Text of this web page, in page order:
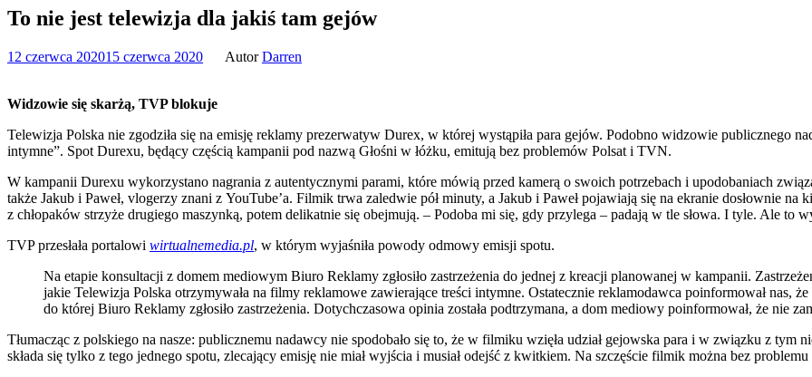
To nie jest telewizja dla jakiś tam gejów
12 czerwca 202015 czerwca 2020 AutorDarren
Widzowie się skarżą, TVP blokuje
Telewizja Polska nie zgodziła się na emisję reklamy prezerwatyw Durex, w której wystąpiła para gejów. Podobno widzowie publicznego
intymne”. Spot Durexu, będący częścią kampanii pod nazwą Głośni w łóżku, emitują bez problemów Polsat i TVN.
W kampanii Durexu wykorzystano nagrania z autentycznymi parami, które mówią przed kamerą o swoich potrzebach i upodobaniach
także Jakub i Paweł, vlogerzy znani z YouTube’a. Filmik trwa zaledwie pół minuty, a Jakub i Paweł pojawiają się na ekranie dosłownie na
z chłopaków strzyże drugiego maszynką, potem delikatnie się obejmują. – Podoba mi się, gdy przylega – padają w tle słowa. I tyle. Ale to
TVP przesłała portalowi wirtualnemedia.pl, w którym wyjaśniła powody odmowy emisji spotu.
Na etapie konsultacji z domem mediowym Biuro Reklamy zgłosiło zastrzeżenia do jednej z kreacji planowanej w kampanii.
jakie Telewizja Polska otrzymywała na filmy reklamowe zawierające treści intymne. Ostatecznie reklamodawca poinformował nas,
do której Biuro Reklamy zgłosiło zastrzeżenia. Dotychczasowa opinia została podtrzymana, a dom mediowy poinformował, że nie
Tłumacząc z polskiego na nasze: publicznemu nadawcy nie spodobało się to, że w filmiku wzięła udział gejowska para i w związku z tym
składa się tylko z tego jednego spotu, zlecający emisję nie miał wyjścia i musiał odejść z kwitkiem. Na szczęście filmik można bez